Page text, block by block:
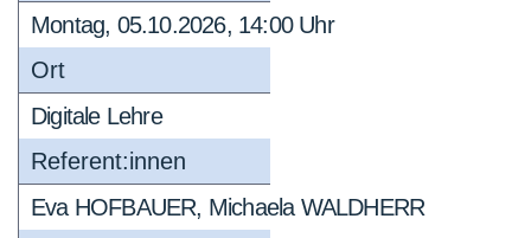
Montag, 05.10.2026, 14:00 Uhr
Ort
Digitale Lehre
Referent:innen
Eva HOFBAUER, Michaela WALDHERR